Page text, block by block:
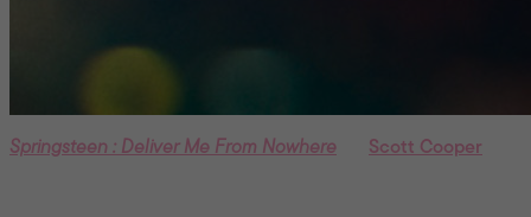
Springsteen : Deliver Me From Nowhere
Scott Cooper